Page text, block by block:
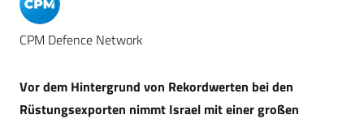
CPM Defence Network
Vor dem Hintergrund von Rekordwerten bei den
Rüstungsexporten nimmt Israel mit einer großen